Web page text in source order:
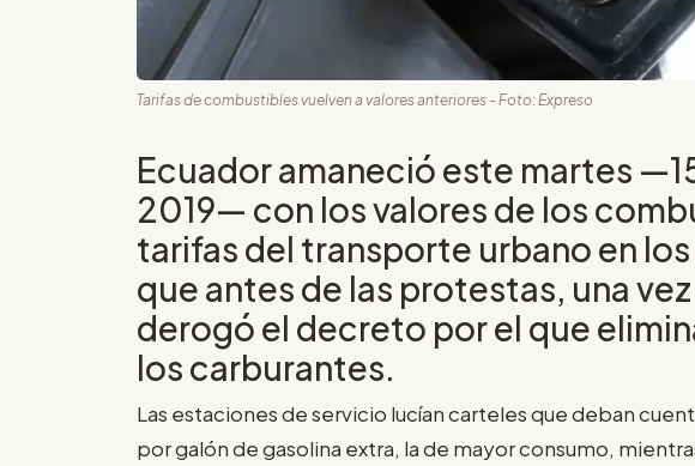
Tarifas de combustibles vuelven a valores anteriores - Foto: Expreso
Ecuador amaneció este martes
2019— con los valores de los
tarifas del transporte urbano en
que antes de las protestas, una
derogó el decreto por el que
los carburantes.
Las estaciones de servicio lucían carteles que deban
por galón de gasolina extra, la de mayor consumo,